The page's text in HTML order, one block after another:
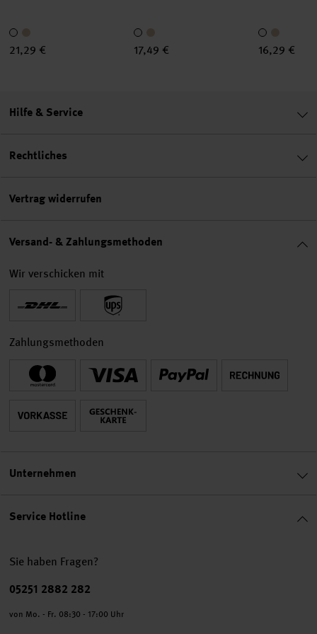
21,29 € 17,49 € 16,29 €
Service Hotline
Sie haben Fragen?
Telefonnummer
05251 2882 282
von Mo. - Fr. 08:30 - 17:00 Uhr
Hilfe & Service
Rechtliches
Vertrag widerrufen
Versand- & Zahlungsmethoden
Wir verschicken mit
Zahlungsmethoden
Unternehmen